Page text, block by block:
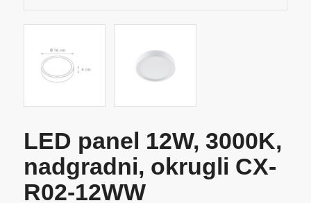
LED panel 12W, 3000K,
nadgradni, okrugli CX-
R02-12WW